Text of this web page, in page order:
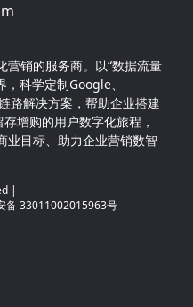
营销的服务商。以“数据流量
科学定制Google、
路解决方案，帮助企业搭建
增购的用户数字化旅程，
业目标、助力企业营销数智
|
备 33011002015963号